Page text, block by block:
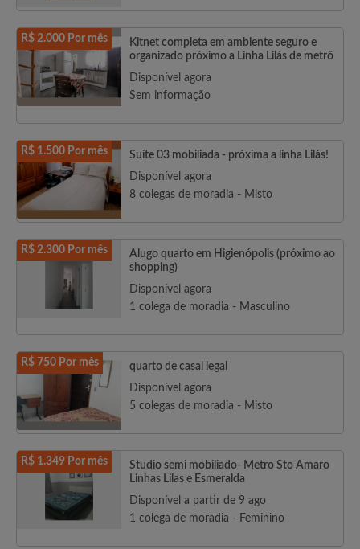
R$ 2.000 Por mês
Kitnet completa em ambiente seguro e
organizado próximo a Linha Lilás de metrô
Disponível agora
Sem informação
R$ 1.500 Por mês
Suíte 03 mobiliada - próxima a linha Lilás!
Disponível agora
8 colegas de moradia - Misto
R$ 2.300 Por mês
Alugo quarto em Higienópolis (próximo ao
shopping)
Disponível agora
1 colega de moradia - Masculino
R$ 750 Por mês
quarto de casal legal
Disponível agora
5 colegas de moradia - Misto
R$ 1.349 Por mês
Studio semi mobiliado- Metro Sto Amaro
Linhas Lilas e Esmeralda
Disponível a partir de 9 ago
1 colega de moradia - Feminino